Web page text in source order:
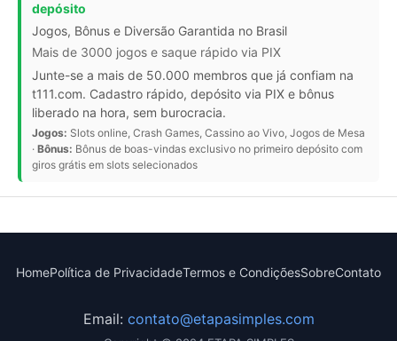
depósito
Jogos, Bônus e Diversão Garantida no Brasil
Mais de 3000 jogos e saque rápido via PIX
Junte-se a mais de 50.000 membros que já confiam na
t111.com. Cadastro rápido, depósito via PIX e bônus
liberado na hora, sem burocracia.
Jogos: Slots online, Crash Games, Cassino ao Vivo, Jogos de Mesa
· Bônus: Bônus de boas-vindas exclusivo no primeiro depósito com
giros grátis em slots selecionados
HomePolítica de PrivacidadeTermos e CondiçõesSobreContato
Email: contato@etapasimples.com